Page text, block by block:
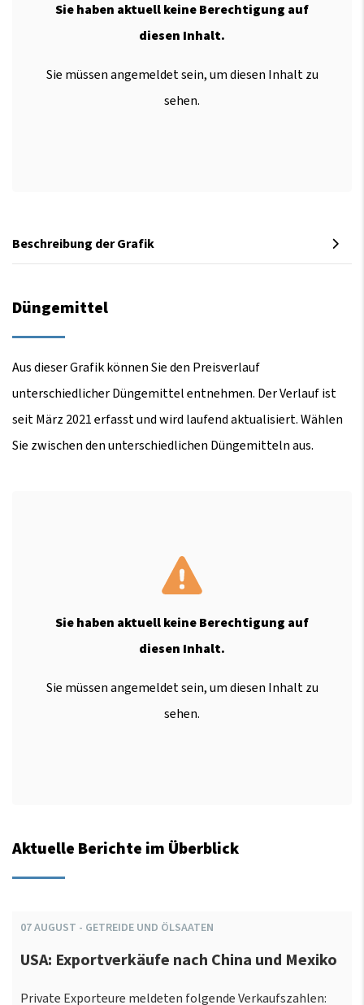
Sie haben aktuell keine Berechtigung auf
diesen Inhalt.
Sie müssen angemeldet sein, um diesen Inhalt zu
sehen.
Beschreibung der Grafik
Düngemittel
Aus dieser Grafik können Sie den Preisverlauf
unterschiedlicher Düngemittel entnehmen. Der Verlauf ist
seit März 2021 erfasst und wird laufend aktualisiert. Wählen
Sie zwischen den unterschiedlichen Düngemitteln aus.
Sie haben aktuell keine Berechtigung auf
diesen Inhalt.
Sie müssen angemeldet sein, um diesen Inhalt zu
sehen.
Aktuelle Berichte im Überblick
07AUGUST - GETREIDE UND ÖLSAATEN
USA: Exportverkäufe nach China und Mexiko
Private Exporteure meldeten folgende Verkaufszahlen: